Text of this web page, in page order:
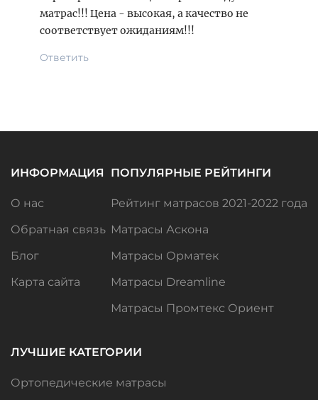
матрас!!! Цена - высокая, а качество не
соответствует ожиданиям!!!
Ответить
ИНФОРМАЦИЯ
О нас
Обратная связь
Блог
Карта сайта
ПОПУЛЯРНЫЕ РЕЙТИНГИ
Рейтинг матрасов 2021-2022 года
Матрасы Аскона
Матрасы Орматек
Матрасы Dreamline
Матрасы Промтекс Ориент
ЛУЧШИЕ КАТЕГОРИИ
Ортопедические матрасы